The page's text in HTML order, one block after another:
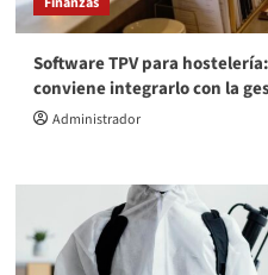
Software TPV para
conviene integrarlo con la
Administrador